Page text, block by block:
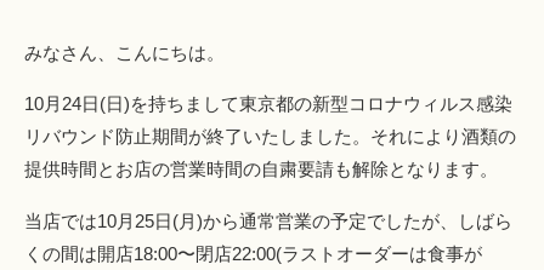
みなさん、こんにちは。
10月24日(日)を持ちまして東京都の新型コロナウィルス感染
リバウンド防止期間が終了いたしました。それにより酒類の
提供時間とお店の営業時間の自粛要請も解除となります。
当店では10月25日(月)から通常営業の予定でしたが、しばら
くの間は開店18:00〜閉店22:00(ラストオーダーは食事が